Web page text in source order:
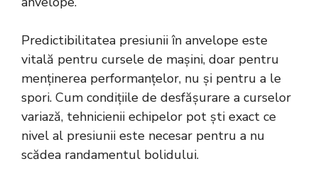
Predictibilitatea presiunii în anvelope este
vitală pentru cursele de mașini, doar pentru
menținerea performanțelor, nu și pentru a le
spori. Cum condițiile de desfășurare a curselor
variază, tehnicienii echipelor pot ști exact ce
nivel al presiunii este necesar pentru a nu
scădea randamentul bolidului.